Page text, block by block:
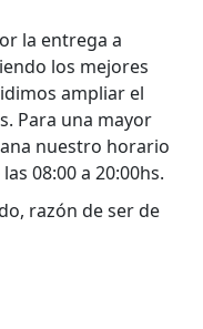
la entrega a
los mejores
ampliar el
Para una mayor
nuestro horario
08:00 a 20:00hs.
razón de ser de